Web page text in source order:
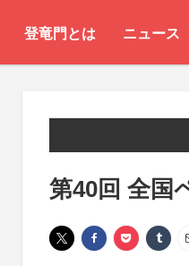
登竜門とは ニュース
第40回 全国